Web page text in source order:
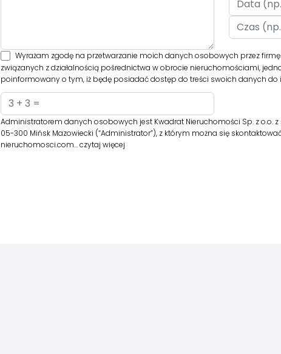
Wyrażam zgodę na przetwarzanie moich danych osobowych przez
związanych z działalnością pośrednictwa w obrocie nieruchomościami,
poinformowany o tym, iż będę posiadać dostęp do treści swoich danych do
Administratorem danych osobowych jest Kwadrat Nieruchomości Sp. z o.o. z
05-300 Mińsk Mazowiecki (“Administrator”), z którym można się
nieruchomosci.com…czytaj więcej